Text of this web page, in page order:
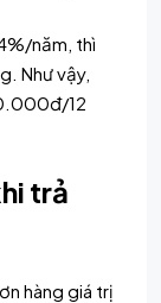
năm, thì
Như vậy,
12
trả
hàng giá trị